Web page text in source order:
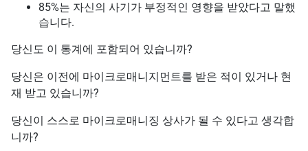
85%는 자신의 사기가 부정적인 영향을 받았다고 말했
습니다.
당신도 이 통계에 포함되어 있습니까?
당신은 이전에 마이크로매니지먼트를 받은 적이 있거나 현
재 받고 있습니까?
당신이 스스로 마이크로매니징 상사가 될 수 있다고 생각합
니까?